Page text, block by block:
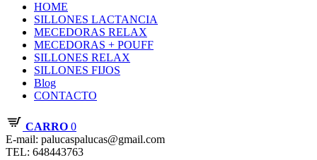
HOME
SILLONES LACTANCIA
MECEDORAS RELAX
MECEDORAS + POUFF
SILLONES RELAX
SILLONES FIJOS
Blog
CONTACTO
CARRO 0
E-mail: palucaspalucas@gmail.com
TEL: 648443763